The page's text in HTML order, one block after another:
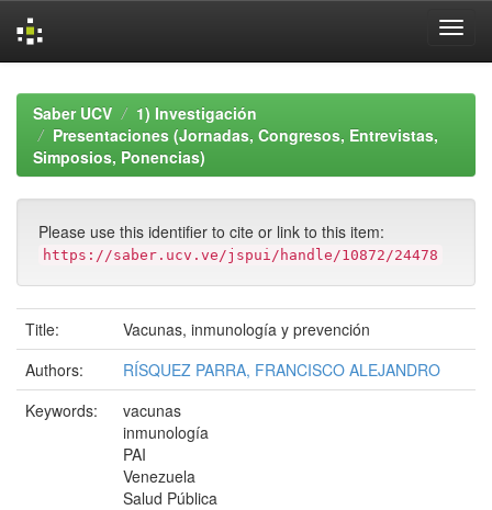
navigationSaber UCV
1) Investigación
Presentaciones (Jornadas, Congresos, Entrevistas,
Simposios, Ponencias)
Please use this identifier to cite or link to this item:
https://saber.ucv.ve/jspui/handle/10872/24478
Title:
Vacunas, inmunología y prevención
Authors:
RÍSQUEZ PARRA, FRANCISCO ALEJANDRO
Keywords:
vacunas
inmunología
PAI
Venezuela
Salud Pública